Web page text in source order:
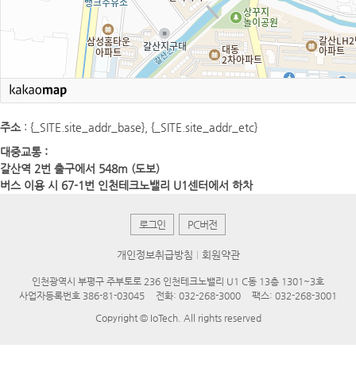
주소 : {_SITE.site_addr_base}, {_SITE.site_addr_etc}
대중교통 :
갈산역 2번 출구에서 548m (도보)
버스 이용 시 67-1번 인천테크노밸리 U1센터에서 하차
로그인 PC버전
개인정보취급방침 회원약관
인천광역시 부평구 주부토로 236 인천테크노밸리 U1 C동 13층 1301~3호
사업자등록번호 386-81-03045
전화: 032-268-3000
팩스: 032-268-3001
Copyright © IoTech. All rights reserved